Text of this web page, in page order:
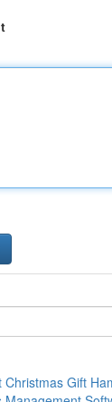
Christmas Gift